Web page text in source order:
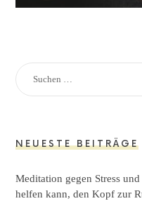
SUCHEN
NACH:
NEUESTE BEITRÄGE
Meditation gegen Stress
helfen kann, den Kopf zur